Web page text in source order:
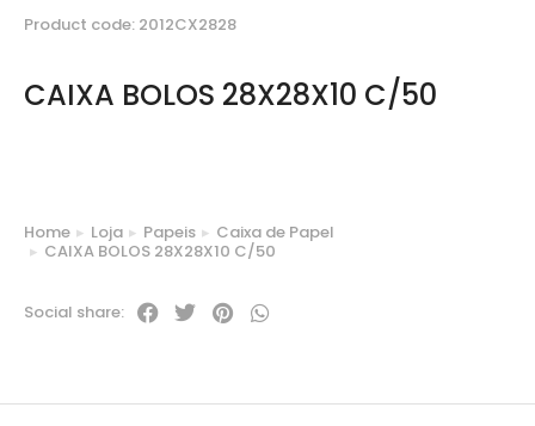
Product code: 2012CX2828
CAIXA BOLOS 28X28X10 C/50
You are here:
Home Loja Papeis
Caixa de Papel
CAIXA BOLOS 28X28X10 C/50
Social share: